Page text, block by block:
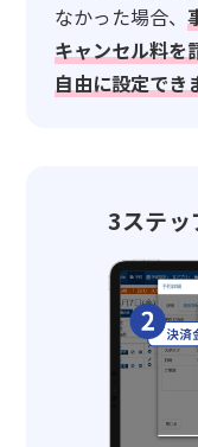
なかった場合、
キャンセル料を
自由に設定でき
3ステッ